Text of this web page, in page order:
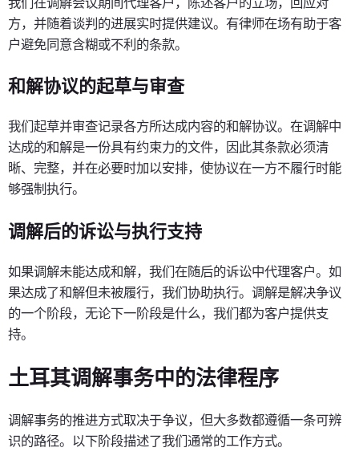
方，并随着谈判的进展实时提供建议。有律师在场有助于客
户避免同意含糊或不利的条款。
和解协议的起草与审查
我们起草并审查记录各方所达成内容的和解协议。在调解中
达成的和解是一份具有约束力的文件，因此其条款必须清
晰、完整，并在必要时加以安排，使协议在一方不履行时能
够强制执行。
调解后的诉讼与执行支持
如果调解未能达成和解，我们在随后的诉讼中代理客户。如
果达成了和解但未被履行，我们协助执行。调解是解决争议
的一个阶段，无论下一阶段是什么，我们都为客户提供支
持。
土耳其调解事务中的法律程序
调解事务的推进方式取决于争议，但大多数都遵循一条可辨
识的路径。以下阶段描述了我们通常的工作方式。